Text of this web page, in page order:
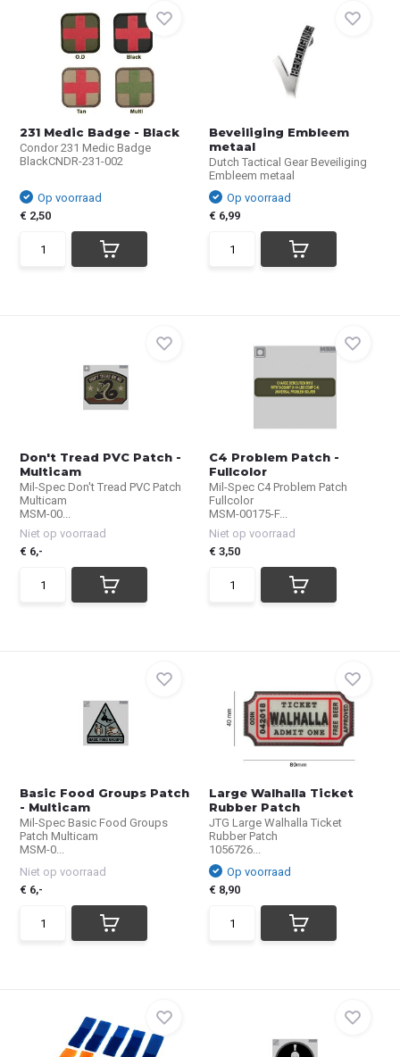
231 Medic Badge - Black
Condor 231 Medic Badge
BlackCNDR-231-002
Op voorraad
€ 2,50
Beveiliging Embleem
metaal
Dutch Tactical Gear Beveiliging
Embleem metaal
Op voorraad
€ 6,99
Don't Tread PVC Patch -
Multicam
Mil-Spec Don't Tread PVC Patch
Multicam
MSM-00...
Niet op voorraad
€ 6,-
C4 Problem Patch -
Fullcolor
Mil-Spec C4 Problem Patch
Fullcolor
MSM-00175-F...
Niet op voorraad
€ 3,50
Basic Food Groups Patch
- Multicam
Mil-Spec Basic Food Groups
Patch Multicam
MSM-0...
Niet op voorraad
€ 6,-
Large Walhalla Ticket
Rubber Patch
JTG Large Walhalla Ticket
Rubber Patch
1056726...
Op voorraad
€ 8,90